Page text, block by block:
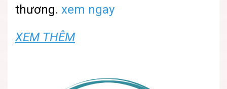
thương. xem ngay
XEM THÊM